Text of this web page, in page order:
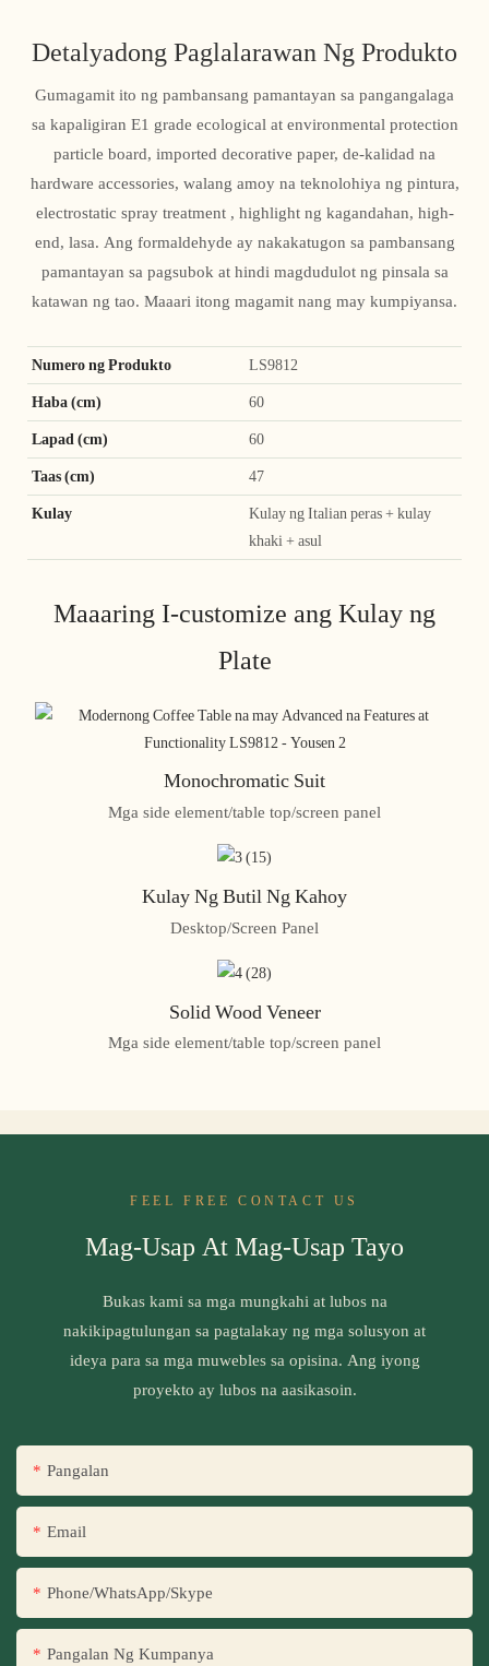
Detalyadong Paglalarawan Ng Produkto
Gumagamit ito ng pambansang pamantayan sa pangangalaga
sa kapaligiran E1 grade ecological at environmental protection
particle board, imported decorative paper, de-kalidad na
hardware accessories, walang amoy na teknolohiya ng pintura,
electrostatic spray treatment , highlight ng kagandahan, high-
end, lasa. Ang formaldehyde ay nakakatugon sa pambansang
pamantayan sa pagsubok at hindi magdudulot ng pinsala sa
katawan ng tao. Maaari itong magamit nang may kumpiyansa.
Numero ng Produkto LS9812
Haba (cm) 60
Lapad (cm) 60
Taas (cm) 47
Kulay
Kulay ng Italian peras + kulay
khaki + asul
Maaaring I-customize ang Kulay ng
Plate
Monochromatic Suit
Mga side element/table top/screen panel
Kulay Ng Butil Ng Kahoy
Desktop/Screen Panel
Solid Wood Veneer
Mga side element/table top/screen panel
FEEL FREE CONTACT US
Mag-Usap At Mag-Usap Tayo
Bukas kami sa mga mungkahi at lubos na
nakikipagtulungan sa pagtalakay ng mga solusyon at
ideya para sa mga muwebles sa opisina. Ang iyong
proyekto ay lubos na aasikasoin.
Pangalan
Email
Phone/WhatsApp/Skype
Pangalan Ng Kumpanya